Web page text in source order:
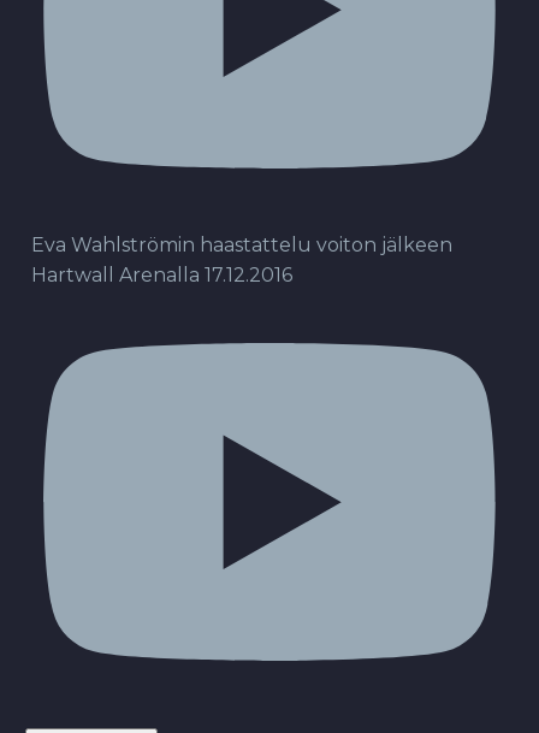
Eva Wahlströmin haastattelu voiton jälkeen
Hartwall Arenalla 17.12.2016